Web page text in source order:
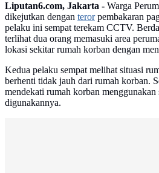
Liputan6.com, Jakarta - Warga
dikejutkan dengan terorpembakaran
pelaku ini sempat terekam CCTV.
terlihat dua orang memasuki area
lokasi sekitar rumah korban dengan
Kedua pelaku sempat melihat situasi
berhenti tidak jauh dari rumah korban.
mendekati rumah korban menggunakan
digunakannya.